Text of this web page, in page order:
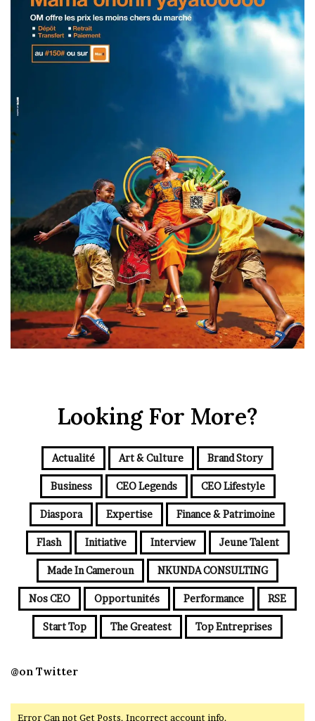
Looking For More?
Actualité Art & Culture Brand Story
Business CEO Legends CEO Lifestyle
Diaspora Expertise Finance & Patrimoine
Flash Initiative Interview Jeune Talent
Made In Cameroun NKUNDA CONSULTING
Nos CEO Opportunités Performance RSE
Start Top The Greatest Top Entreprises
@on Twitter
Error Can not Get Posts, Incorrect account info.